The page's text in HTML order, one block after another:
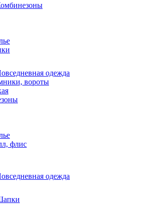
одежда
вороты
флис
одежда